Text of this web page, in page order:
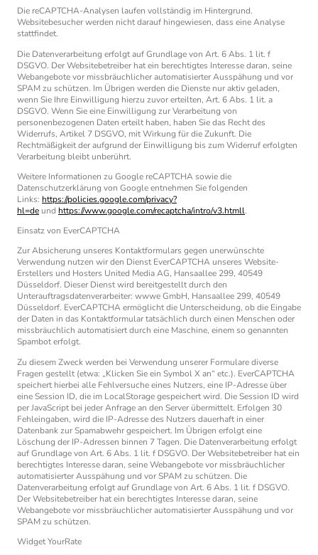
Die reCAPTCHA-Analysen laufen vollständig im Hintergrund.
Websitebesucher werden nicht darauf hingewiesen, dass eine Analyse
stattfindet.
Die Datenverarbeitung erfolgt auf Grundlage von Art. 6 Abs. 1 lit. f
DSGVO. Der Websitebetreiber hat ein berechtigtes Interesse daran, seine
Webangebote vor missbräuchlicher automatisierter Ausspähung und vor
SPAM zu schützen. Im Übrigen werden die Dienste nur aktiv geladen,
wenn Sie Ihre Einwilligung hierzu zuvor erteilten, Art. 6 Abs. 1 lit. a
DSGVO. Wenn Sie eine Einwilligung zur Verarbeitung von
personenbezogenen Daten erteilt haben, haben Sie das Recht des
Widerrufs, Artikel 7 DSGVO, mit Wirkung für die Zukunft. Die
Rechtmäßigkeit der aufgrund der Einwilligung bis zum Widerruf erfolgten
Verarbeitung bleibt unberührt.
Weitere Informationen zu Google reCAPTCHA sowie die
Datenschutzerklärung von Google entnehmen Sie folgenden
Links: https://policies.google.com/privacy?
hl=de und https://www.google.com/recaptcha/intro/v3.htmll.
Einsatz von EverCAPTCHA
Zur Absicherung unseres Kontaktformulars gegen unerwünschte
Verwendung nutzen wir den Dienst EverCAPTCHA unseres Website-
Erstellers und Hosters United Media AG, Hansaallee 299, 40549
Düsseldorf. Dieser Dienst wird bereitgestellt durch den
Unterauftragsdatenverarbeiter: wwwe GmbH, Hansaallee 299, 40549
Düsseldorf. EverCAPTCHA ermöglicht die Unterscheidung, ob die Eingabe
der Daten in das Kontaktformular tatsächlich durch einen Menschen oder
missbräuchlich automatisiert durch eine Maschine, einem so genannten
Spambot erfolgt.
Zu diesem Zweck werden bei Verwendung unserer Formulare diverse
Fragen gestellt (etwa: „Klicken Sie ein Symbol X an“ etc.). EverCAPTCHA
speichert hierbei alle Fehlversuche eines Nutzers, eine IP-Adresse über
eine Session ID, die im LocalStorage gespeichert wird. Die Session ID wird
per JavaScript bei jeder Anfrage an den Server übermittelt. Erfolgen 30
Fehleingaben, wird die IP-Adresse des Nutzers dauerhaft in einer
Datenbank zur Spamabwehr gespeichert. Im Übrigen erfolgt eine
Löschung der IP-Adressen binnen 7 Tagen. Die Datenverarbeitung erfolgt
auf Grundlage von Art. 6 Abs. 1 lit. f DSGVO. Der Websitebetreiber hat ein
berechtigtes Interesse daran, seine Webangebote vor missbräuchlicher
automatisierter Ausspähung und vor SPAM zu schützen. Die
Datenverarbeitung erfolgt auf Grundlage von Art. 6 Abs. 1 lit. f DSGVO.
Der Websitebetreiber hat ein berechtigtes Interesse daran, seine
Webangebote vor missbräuchlicher automatisierter Ausspähung und vor
SPAM zu schützen.
Widget YourRate